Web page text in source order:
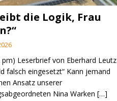
die Logik, Frau
pm) Leserbrief von Eberhard Leutz
falsch eingesetzt“ Kann jemand
Ansatz unserer
Nina Warken[…]